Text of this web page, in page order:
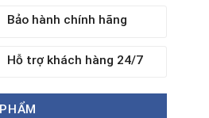
Bảo hành chính hãng
Hỗ trợ khách hàng 24/7